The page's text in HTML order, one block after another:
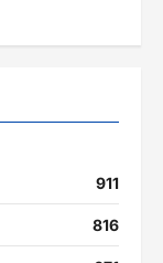
911
816